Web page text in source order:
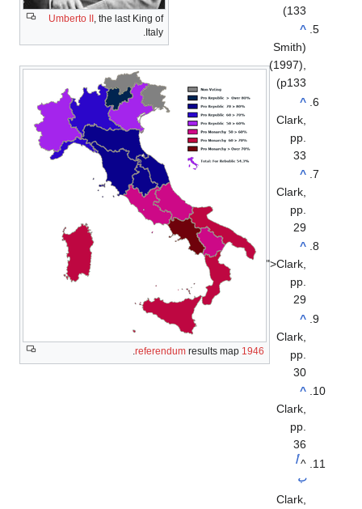
Umberto II, the last King of
Italy.
1946 referendum
results map.
133)
^
(Smith
(1997),
p133)
^
Clark,
pp.
33
^
Clark,
pp.
29
^
name="Clark">Clark,
pp.
29
^
Clark,
pp.
30
^
Clark,
pp.
36
^أ
ب
Clark,